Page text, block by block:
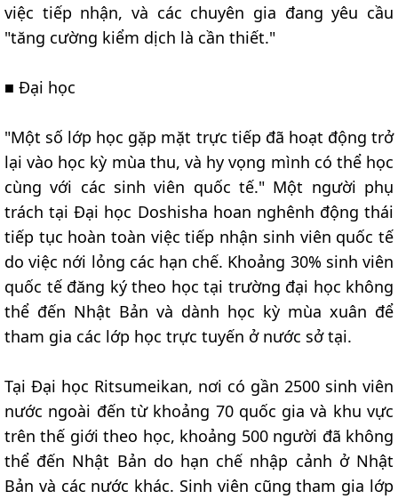
việc tiếp nhận, và các chuyên gia đang yêu cầu
"tăng cường kiểm dịch là cần thiết."
■ Đại học
"Một số lớp học gặp mặt trực tiếp đã hoạt động trở
lại vào học kỳ mùa thu, và hy vọng mình có thể học
cùng với các sinh viên quốc tế." Một người phụ
trách tại Đại học Doshisha hoan nghênh động thái
tiếp tục hoàn toàn việc tiếp nhận sinh viên quốc tế
do việc nới lỏng các hạn chế. Khoảng 30% sinh viên
quốc tế đăng ký theo học tại trường đại học không
thể đến Nhật Bản và dành học kỳ mùa xuân để
tham gia các lớp học trực tuyến ở nước sở tại.
Tại Đại học Ritsumeikan, nơi có gần 2500 sinh viên
nước ngoài đến từ khoảng 70 quốc gia và khu vực
trên thế giới theo học, khoảng 500 người đã không
thể đến Nhật Bản do hạn chế nhập cảnh ở Nhật
Bản và các nước khác. Sinh viên cũng tham gia lớp